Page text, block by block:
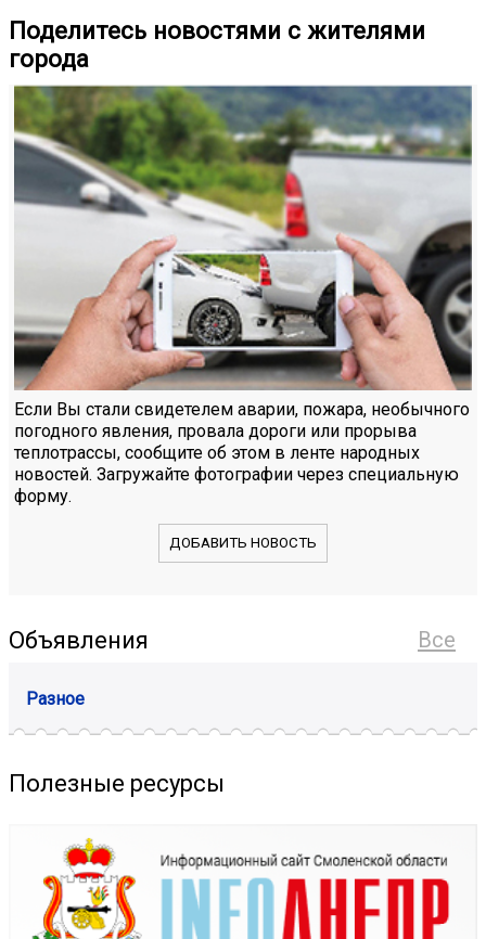
Поделитесь новостями с жителями
города
Если Вы стали свидетелем аварии, пожара, необычного
погодного явления, провала дороги или прорыва
теплотрассы, сообщите об этом в ленте народных
новостей. Загружайте фотографии через специальную
форму.
ДОБАВИТЬ НОВОСТЬ
Все
Объявления
Разное
Полезные ресурсы